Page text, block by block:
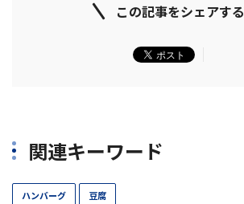
この記事をシェアする
関連キーワード
ハンバーグ 豆腐